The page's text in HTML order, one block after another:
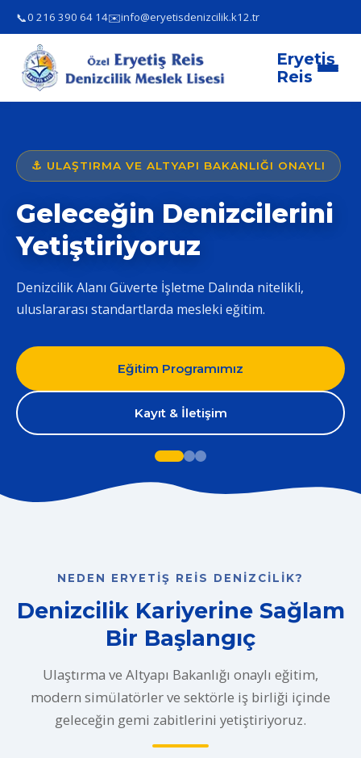
📞0 216 390 64 14✉️info@eryetisdenizcilik.k12.tr
Eryetiş
Reis
⚓ ULAŞTIRMA VE ALTYAPI BAKANLIĞI ONAYLI
Geleceğin Denizcilerini
Yetiştiriyoruz
Denizcilik Alanı Güverte İşletme Dalında nitelikli,
uluslararası standartlarda mesleki eğitim.
Eğitim Programımız
Kayıt & İletişim
NEDEN ERYETIŞ REIS DENIZCILIK?
Denizcilik Kariyerine Sağlam
Bir Başlangıç
Ulaştırma ve Altyapı Bakanlığı onaylı eğitim,
modern simülatörler ve sektörle iş birliği içinde
geleceğin gemi zabitlerini yetiştiriyoruz.